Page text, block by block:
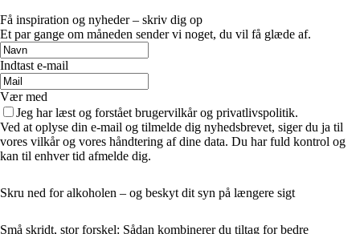
Få inspiration og nyheder – skriv dig op
Et par gange om måneden sender vi noget, du vil få glæde af.
Indtast e-mail
Vær med
Jeg har læst og forstået brugervilkår og privatlivspolitik.
Ved at oplyse din e-mail og tilmelde dig nyhedsbrevet, siger du ja til
vores vilkår og vores håndtering af dine data. Du har fuld kontrol og
kan til enhver tid afmelde dig.
Skru ned for alkoholen – og beskyt dit syn på længere sigt
Små skridt, stor forskel: Sådan kombinerer du tiltag for bedre